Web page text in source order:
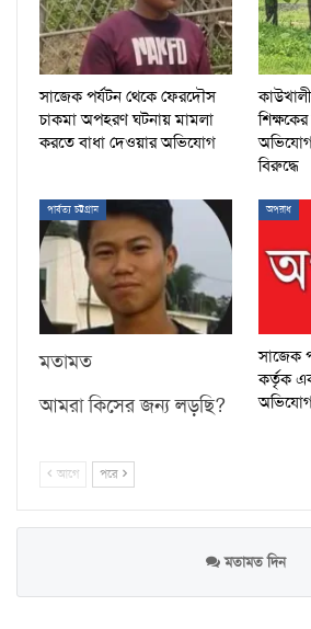
সাজেক পর্যটন থেকে ফেরদৌস
চাকমা অপহরণ ঘটনায় মামলা
করতে বাধা দেওয়ার অভিযোগ
বিরুদ্ধে
পার্বত্য চট্টগ্রাম
মতামত
আমরা কিসের জন্য লড়ছি?
অপরাধ
সাজেক
কর্তৃক
আগে পরে
মতামত দিন